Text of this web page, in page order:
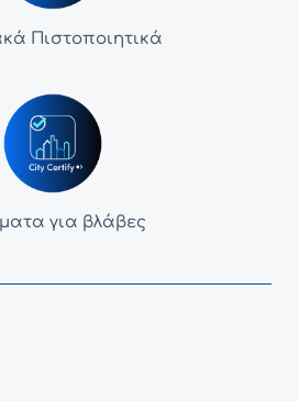
Πιστοποιητικά
για βλάβες